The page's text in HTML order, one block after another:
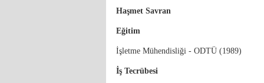
Haşmet Savran
Eğitim
İşletme Mühendisliği - ODTÜ (1989)
İş Tecrübesi